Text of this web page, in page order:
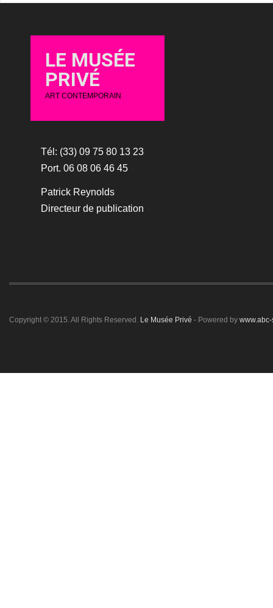
LE MUSÉE
PRIVÉ
ART CONTEMPORAIN
Tél: (33) 09 75 80 13 23
Port. 06 08 06 46 45
Patrick Reynolds
Directeur de publication
Copyright © 2015. All Rights Reserved. Le Musée Privé - Powered by